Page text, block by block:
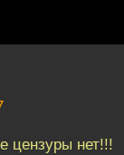
цензуры нет!!!